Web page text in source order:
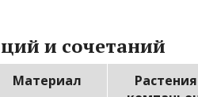
и сочетаний
Материал